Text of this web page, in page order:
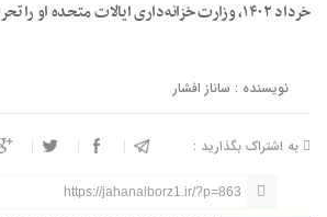
خرداد ۱۴۰۲، وزارت خزانه‌داری ایالات متحده او را تحریم کرد.
نویسنده : ساناز افشار
به اشتراک بگذارید :
https://jahanalborz1.ir/?p=863